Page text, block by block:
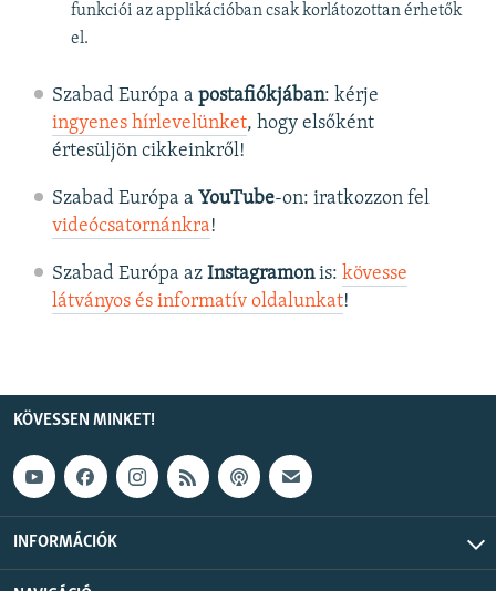
funkciói az applikációban csak korlátozottan érhetők
el.
Szabad Európa a postafiókjában: kérje
ingyenes hírlevelünket, hogy elsőként
értesüljön cikkeinkről!
Szabad Európa a YouTube-on: iratkozzon fel
videócsatornánkra!
Szabad Európa az Instagramonis: kövesse
látványos és informatív oldalunkat! ​
KÖVESSEN MINKET!
INFORMÁCIÓK